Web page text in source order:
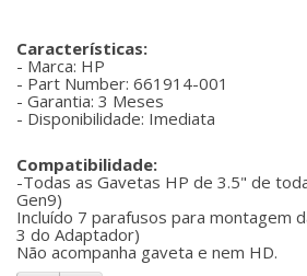
Características:
- Marca: HP
- Part Number: 661914-001
- Garantia: 3 Meses
- Disponibilidade: Imediata
Compatibilidade:
-Todas as Gavetas HP de 3.5" de
Gen9)
Incluído 7 parafusos para montagem
3 do Adaptador)
Não acompanha gaveta e nem HD.